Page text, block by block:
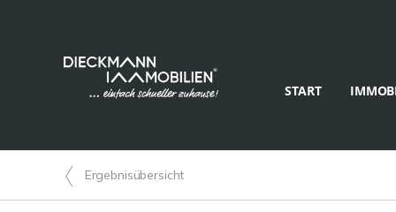
START
Ergebnisübersicht